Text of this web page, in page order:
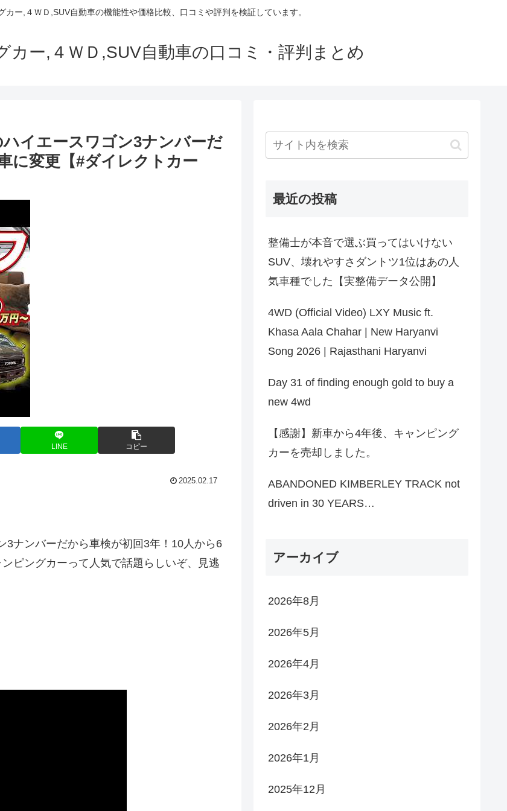
カー,４ＷＤ,SUV自動車の機能性や価格比較、口コミや評判を検証しています。
カー,４ＷＤ,SUV自動車の口コミ・評判まとめ
ハイエースワゴン3ナンバーだ
に変更【#ダイレクトカー
LINE コピー
2025.02.17
3ナンバーだから車検が初回3年！10人から6
ピングカーって人気で話題らしいぞ、見逃
最近の投稿
整備士が本音で選ぶ買ってはいけない
SUV、壊れやすさダントツ1位はあの人
気車種でした【実整備データ公開】
4WD (Official Video) LXY Music ft.
Khasa Aala Chahar | New Haryanvi
Song 2026 | Rajasthani Haryanvi
Day 31 of finding enough gold to buy a
new 4wd
【感謝】新車から4年後、キャンピング
カーを売却しました。
ABANDONED KIMBERLEY TRACK not
driven in 30 YEARS…
アーカイブ
2026年8月
2026年5月
2026年4月
2026年3月
2026年2月
2026年1月
2025年12月